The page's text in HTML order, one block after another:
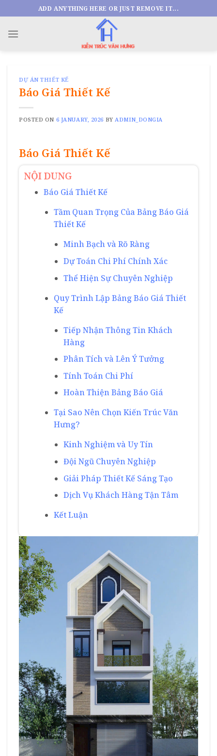
to
content
ADD ANYTHING HERE OR JUST REMOVE IT...
DỰ ÁN THIẾT KẾ
Báo Giá Thiết Kế
POSTED ON 6 JANUARY, 2026 BY ADMIN_DONGIA
Báo Giá Thiết Kế
NỘI DUNG
Báo Giá Thiết Kế
Tầm Quan Trọng Của Bảng Báo Giá
Thiết Kế
Minh Bạch và Rõ Ràng
Dự Toán Chi Phí Chính Xác
Thể Hiện Sự Chuyên Nghiệp
Quy Trình Lập Bảng Báo Giá Thiết
Kế
Tiếp Nhận Thông Tin Khách
Hàng
Phân Tích và Lên Ý Tưởng
Tính Toán Chi Phí
Hoàn Thiện Bảng Báo Giá
Tại Sao Nên Chọn Kiến Trúc Văn
Hưng?
Kinh Nghiệm và Uy Tín
Đội Ngũ Chuyên Nghiệp
Giải Pháp Thiết Kế Sáng Tạo
Dịch Vụ Khách Hàng Tận Tâm
Kết Luận